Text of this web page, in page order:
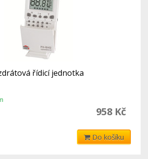
řídicí jednotka
958 Kč
Do košíku